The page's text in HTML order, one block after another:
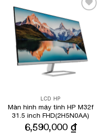
Wishlist
LCD HP
Màn hình máy tính HP M32f
31.5 inch FHD(2H5N0AA)
6,590,000 ₫